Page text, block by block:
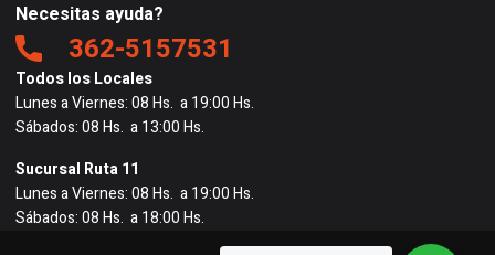
Necesitas ayuda?
362-5157531
Todos los Locales
Lunes a Viernes: 08 Hs. a 19:00 Hs.
Sábados: 08 Hs. a 13:00 Hs.
Sucursal Ruta 11
Lunes a Viernes: 08 Hs. a 19:00 Hs.
Sábados: 08 Hs. a 18:00 Hs.